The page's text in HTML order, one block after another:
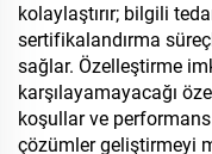
kolaylaştırır; bilgili
sertifikalandırma
sağlar. Özelleştirme
karşılayamayacağı
koşullar ve
çözümler geliştirmeyi